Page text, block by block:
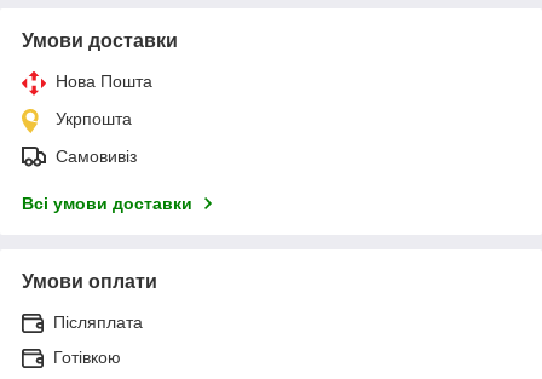
Умови доставки
Нова Пошта
Укрпошта
Самовивіз
Всі умови доставки
Умови оплати
Післяплата
Готівкою